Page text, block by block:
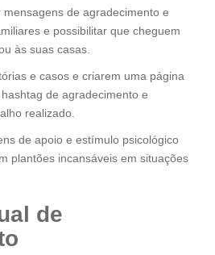
de agradecimento e
e possibilitar que cheguem
às suas casas.
e casos e criarem uma página
de agradecimento e
realizado.
de apoio e estímulo psicológico
plantões incansáveis em situações
de